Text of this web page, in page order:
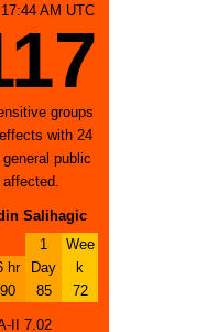
AM UTC
groups
with 24
public
Salihagic
hr
90
1
Day
85
Wee
k
72
II
7.02